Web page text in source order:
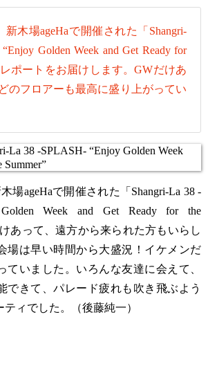
木場ageHaで開催された「Shangri-
Golden Week and Get Ready for
レポートをお届けします。GWだけあ
のフロアーも最高に盛り上がってい
場ageHaで開催された「Shangri-La 38 -
Week and Get Ready for the
けあって、遠方から来られた方もいらし
場は早い時間から大盛況！イケメンだ
ていました。いろんな友達に会えて、
できて、パレード疲れも吹き飛ぶよう
ィでした。（後藤純一）